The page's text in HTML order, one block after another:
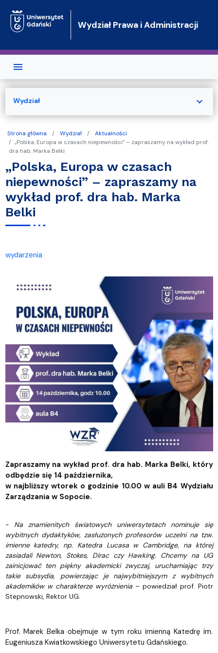
Wydział Prawa i Administracji
Strona główna Wydział
Aktualności
„Polska, Europa w czasach niepewności” – zapraszamy na wykład prof.
dra hab. Marka Belki
„Polska, Europa w czasach
niepewności” – zapraszamy na
wykład prof. dra hab. Marka
Belki
wydarzenia
Zapraszamy na wykład prof. dra hab. Marka Belki, który
odbędzie się 14 października,
w najbliższy wtorek o godzinie 10.00 w auli B4 Wydziału
Zarządzania w Sopocie.
- Na znamienitych światowych uniwersytetach nominuje się
wybitnych dydaktyków, zasłużonych profesorów uczelni na tzw.
imienne katedry, np. Katedra Lucasa w Cambridge, na której
zasiadali Newton, Stokes, Dirac czy Hawking. Chcemy na UG
zainicjować ten piękny akademicki zwyczaj, uruchamiając trzy
takie subsydia, powierzając je najwybitniejszym z wybitnych
akademików w charakterze wyróżnienia– powiedział prof. Piotr
Stepnowski, Rektor UG.
Prof. Marek Belka obejmuje w tym roku imienną Katedrę im.
Eugeniusza Kwiatkowskiego Uniwersytetu Gdańskiego.
Wydział expand_more